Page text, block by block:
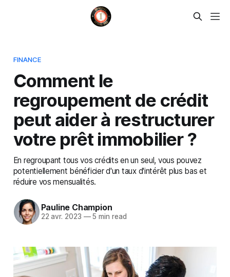
FINANCE
Comment le
regroupement de crédit
peut aider à restructurer
votre prêt immobilier ?
En regroupant tous vos crédits en un seul, vous pouvez
potentiellement bénéficier d'un taux d'intérêt plus bas et
réduire vos mensualités.
Pauline Champion
22 avr. 2023 —5 min read